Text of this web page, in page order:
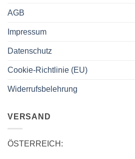
AGB
Impressum
Datenschutz
Cookie-Richtlinie (EU)
Widerrufsbelehrung
VERSAND
ÖSTERREICH: